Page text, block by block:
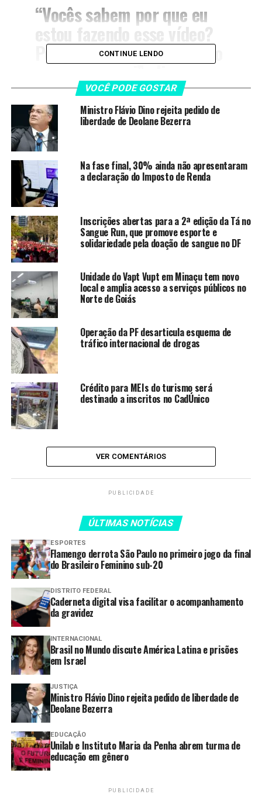
“Vocês sabem por que eu
estou fazendo esse vídeo?
Porque eu estou mostrando
para o meu pai”, disse o ex-
parlamentar.
Na decisão, Moraes esclareceu que Bolsonaro está em
prisão domiciliar e está proibido de utilizar celulares ou
qualquer outro meio de comunicação externa, seja
diretamente ou por meio de terceiros.
“Intimem-se os advogados regularmente constituídos
pelo custodiado para que prestem esclarecimentos a
esta Suprema Corte, sobre a referida postagem, no
prazo de 24h”, decidiu Moraes.
LEIA TAMBÉM
Ministro Flávio Dino rejeita
Bezerra
Operação da PF desarticula
TRE-RJ realiza plantão para
regularização de eleitores
coletivo de adolescente
universidades
Na semana passada, o ministro concedeu prisão
domiciliar temporária de 90 dias ao ex-presidente,
período durante o qual Bolsonaro deverá se recuperar
de uma broncopneumonia.
Durante o tempo em que estiver sob este benefício, o
ex-presidente será monitorado por tornozeleira
eletrônica, e agentes da Polícia Militar farão a
segurança da residência para evitar fugas.
Bolsonaro foi condenado a 27 anos e 3 meses de prisão
na ação penal relacionada à trama golpista.
ESCLARECER
HORAS
CONTINUE LENDO
VOCÊ PODE GOSTAR
Ministro Flávio Dino rejeita pedido de
liberdade de Deolane Bezerra
Na fase final, 30% ainda não apresentaram
a declaração do Imposto de Renda
Inscrições abertas para a 2ª edição da Tá no
Sangue Run, que promove esporte e
solidariedade pela doação de sangue no DF
Unidade do Vapt Vupt em Minaçu tem novo
local e amplia acesso a serviços públicos no
Norte de Goiás
Operação da PF desarticula esquema de
tráfico internacional de drogas
Crédito para MEIs do turismo será
destinado a inscritos no CadÚnico
VER COMENTÁRIOS
PUBLICIDADE
ÚLTIMAS NOTÍCIAS
ESPORTES
Flamengo derrota São Paulo no primeiro jogo da final
do Brasileiro Feminino sub-20
DISTRITO FEDERAL
Caderneta digital visa facilitar o acompanhamento
da gravidez
INTERNACIONAL
Brasil no Mundo discute América Latina e prisões
em Israel
JUSTIÇA
Ministro Flávio Dino rejeita pedido de liberdade de
Deolane Bezerra
EDUCAÇÃO
Unilab e Instituto Maria da Penha abrem turma de
educação em gênero
PUBLICIDADE